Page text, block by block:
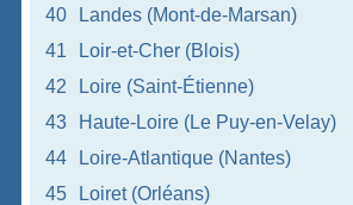
40
Landes (Mont-de-Marsan)
41
Loir-et-Cher (Blois)
42
Loire (Saint-Étienne)
43
Haute-Loire (Le Puy-en-Velay)
44
Loire-Atlantique (Nantes)
45
Loiret (Orléans)